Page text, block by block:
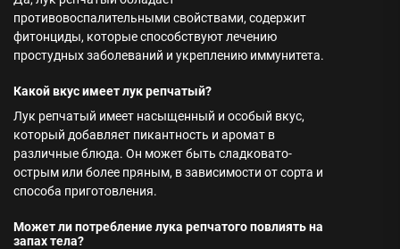
противовоспалительными свойствами, содержит
фитонциды, которые способствуют лечению
простудных заболеваний и укреплению иммунитета.
Какой вкус имеет лук репчатый?
Лук репчатый имеет насыщенный и особый вкус,
который добавляет пикантность и аромат в
различные блюда. Он может быть сладковато-
острым или более пряным, в зависимости от сорта и
способа приготовления.
Может ли потребление лука репчатого повлиять на
запах тела?